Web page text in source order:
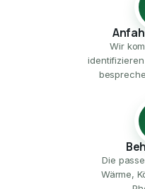
Wir
Die
Wärme,